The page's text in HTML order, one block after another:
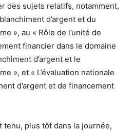
des sujets relatifs, notamment,
d’argent et du
», au « Rôle de l’unité de
financier dans le domaine
d’argent et le
», et « L’évaluation nationale
d’argent et de financement
tenu, plus tôt dans la journée,